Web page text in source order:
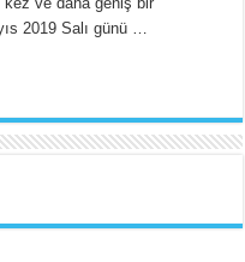
2019 Salı günü …